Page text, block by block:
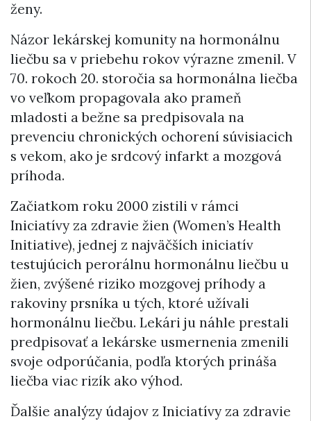
ženy.
Názor lekárskej komunity na hormonálnu
liečbu sa v priebehu rokov výrazne zmenil. V
70. rokoch 20. storočia sa hormonálna liečba
vo veľkom propagovala ako prameň
mladosti a bežne sa predpisovala na
prevenciu chronických ochorení súvisiacich
s vekom, ako je srdcový infarkt a mozgová
príhoda.
Začiatkom roku 2000 zistili v rámci
Iniciatívy za zdravie žien (Women’s Health
Initiative), jednej z najväčších iniciatív
testujúcich perorálnu hormonálnu liečbu u
žien, zvýšené riziko mozgovej príhody a
rakoviny prsníka u tých, ktoré užívali
hormonálnu liečbu. Lekári ju náhle prestali
predpisovať a lekárske usmernenia zmenili
svoje odporúčania, podľa ktorých prináša
liečba viac rizík ako výhod.
Ďalšie analýzy údajov z Iniciatívy za zdravie